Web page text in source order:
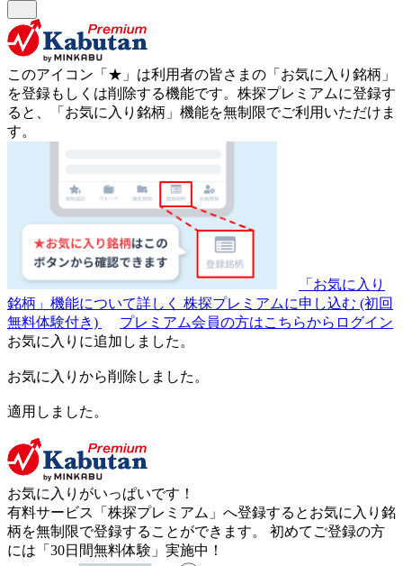
このアイコン 「★」 は利用者の皆さまの 「お気に入り銘柄」
を登録もしくは削除する機能です。 株探プレミアムに登録す
ると、「お気に入り銘柄」機能を無制限でご利用いただけま
す。
「お気に入り
銘柄」機能について詳しく 株探プレミアムに申し込む (初回
無料体験付き)
プレミアム会員の方はこちらからログイン
お気に入りに追加しました。
お気に入りから削除しました。
適用しました。
お気に入りがいっぱいです！
有料サービス「株探プレミアム」へ登録するとお気に入り銘
柄を無制限で登録することができます。 初めてご登録の方
には「30日間無料体験」実施中！